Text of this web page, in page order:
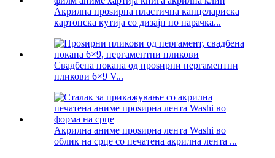
Акрилна проѕирна пластична канцелариска
картонска кутија со дизајн по нарачка...
Свадбена покана од проѕирни пергаментни
пликови 6×9 V...
Акрилна аниме проѕирна лента Washi во
облик на срце со печатена акрилна лента ...